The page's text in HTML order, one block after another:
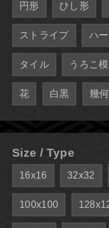
円形 ひし形
ストライプ ハー
タイル うろこ
花 白黒 幾
Size / Type
16x16 32x32
100x100